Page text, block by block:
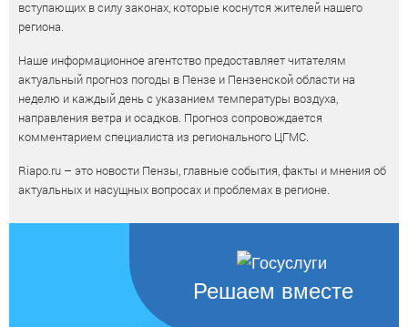
вступающих в силу законах, которые коснутся жителей нашего
региона.
Наше информационное агентство предоставляет читателям
актуальный прогноз погоды в Пензе и Пензенской области на
неделю и каждый день с указанием температуры воздуха,
направления ветра и осадков. Прогноз сопровождается
комментарием специалиста из регионального ЦГМС.
Riapo.ru – это новости Пензы, главные события, факты и мнения об
актуальных и насущных вопросах и проблемах в регионе.
Решаем вместе